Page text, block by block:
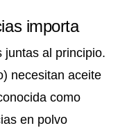
importa
juntas al principio.
necesitan aceite
como
en polvo